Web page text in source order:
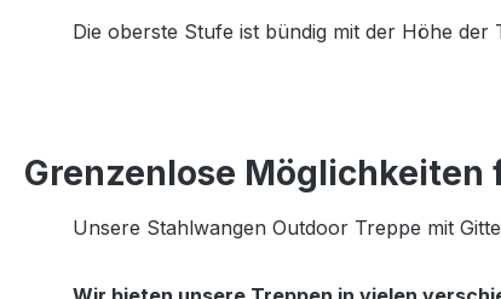
Die oberste Stufe ist bündig mit der Höhe der
Grenzenlose Möglichkeiten
Unsere Stahlwangen Outdoor Treppe mit